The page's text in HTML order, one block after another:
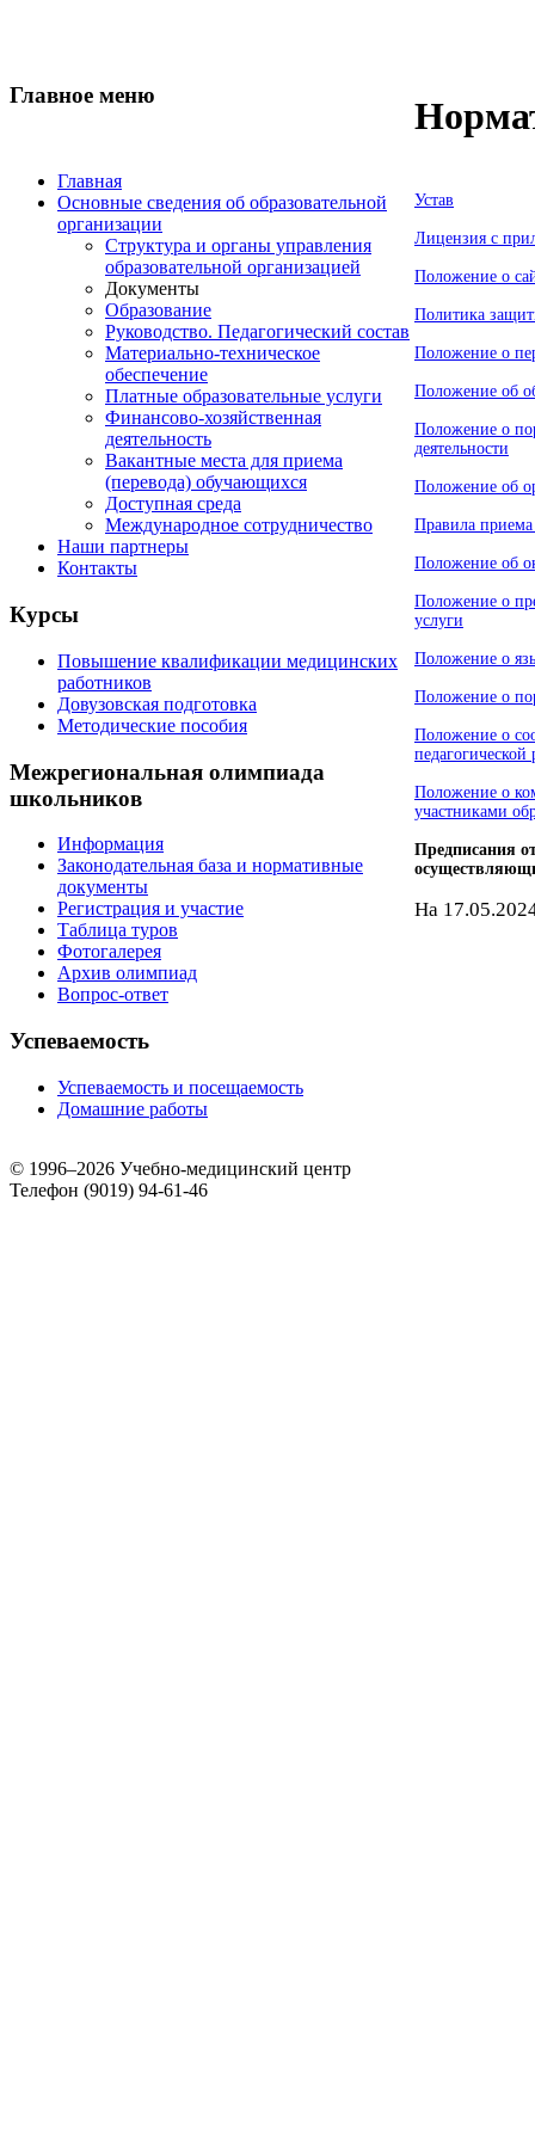
Главное меню
Главная
Основные сведения об образовательной
организации
Структура и органы управления
образовательной организацией
Документы
Образование
Руководство. Педагогический состав
Материально-техническое
обеспечение
Платные образовательные услуги
Финансово-хозяйственная
деятельность
Вакантные места для приема
(перевода) обучающихся
Доступная среда
Международное сотрудничество
Наши партнеры
Контакты
Курсы
Повышение квалификации медицинских
работников
Довузовская подготовка
Методические пособия
Межрегиональная олимпиада
школьников
Информация
Законодательная база и нормативные
документы
Регистрация и участие
Таблица туров
Фотогалерея
Архив олимпиад
Вопрос-ответ
Успеваемость
Успеваемость и посещаемость
Домашние работы
Устав
Лицензия с
Положение о
Политика
Положение о
Положение об
Положение о
деятельности
Положение об
Правила
Положение об
Положение о
услуги
Положение о
Положение о
Положение о
педагогической
Положение о
участниками
Предписания
На
© 1996–2026 Учебно-медицинский центр
Телефон (9019) 94-61-46